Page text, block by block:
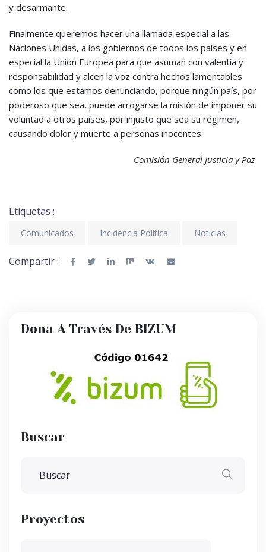
y desarmante.
Finalmente queremos hacer una llamada especial a las
Naciones Unidas, a los gobiernos de todos los países y en
especial la Unión Europea para que asuman con valentía y
responsabilidad y alcen la voz contra hechos lamentables
como los que estamos denunciando, porque ningún país, por
poderoso que sea, puede arrogarse la misión de imponer su
voluntad a otros países, por injusto que sea su régimen,
causando dolor y muerte a personas inocentes.
Comisión General Justicia y Paz.
Etiquetas :
Comunicados Incidencia Política Noticias
Compartir :
Dona A Través De BIZUM
Buscar
Proyectos